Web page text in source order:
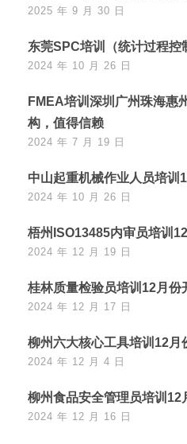
2025 年 9 月 30 日
东莞SPC培训（统计过程控
2024 年 10 月 26 日
FMEA培训深圳广州珠海惠
构，值得信赖
2024 年 7 月 19 日
中山起重机械作业人员培训
2024 年 10 月 26 日
梧州ISO13485内审员培训
2024 年 12 月 19 日
桂林质量检验员培训12月份
2024 年 12 月 17 日
柳州六大核心工具培训12月
2024 年 12 月 4 日
柳州食品安全管理员培训12
2024 年 12 月 16 日